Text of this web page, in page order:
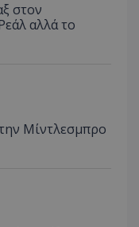
στον
αλλά το
Μίντλεσμπρο